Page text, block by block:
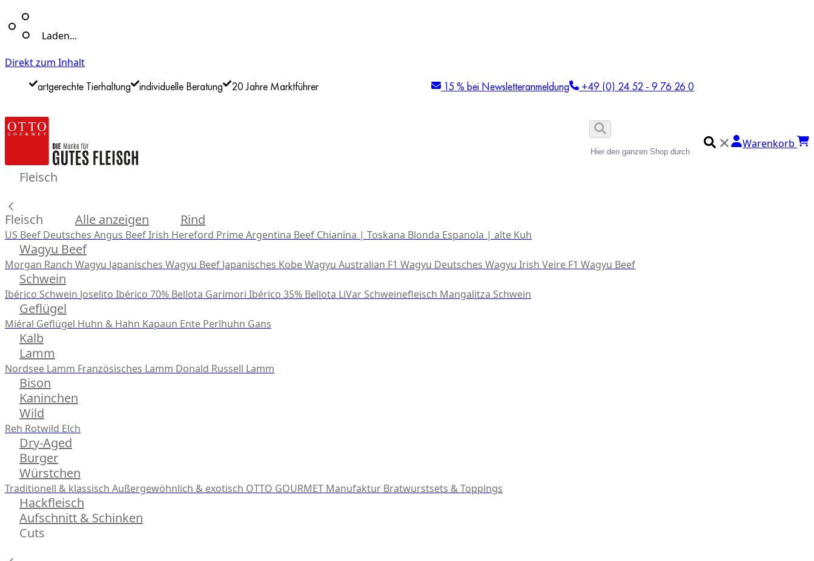
Laden...
Direkt zum Inhalt
artgerechte Tierhaltung individuelle Beratung 20 Jahre Marktführer 15 % bei Newsletteranmeldung +49 (0) 24 52 - 9 76 26 0
✕ Warenkorb
Fleisch
Fleisch Alle anzeigen Rind
US Beef Deutsches Angus BeefIrish Hereford PrimeArgentina Beef Chianina | Toskana Blonda Espanola | alte Kuh
Wagyu Beef
Morgan Ranch Wagyu Japanisches Wagyu Beef Japanisches Kobe Wagyu Australian F1 Wagyu Deutsches Wagyu Irish Veire F1 Wagyu Beef
Schwein
Ibérico Schwein Joselito Ibérico 70% Bellota Garimori Ibérico 35% Bellota LiVar Schweinefleisch Mangalitza Schwein
Geflügel
Miéral Geflügel Huhn & Hahn Kapaun Ente Perlhuhn Gans
Kalb
Lamm
Nordsee Lamm Französisches Lamm Donald Russell Lamm
Bison
Kaninchen
Wild
Reh Rotwild Elch
Dry-Aged
Burger
Würstchen
Traditionell & klassisch Außergewöhnlich & exotisch OTTO GOURMET Manufaktur Bratwurstsets & Toppings
Hackfleisch
Aufschnitt & Schinken
Cuts